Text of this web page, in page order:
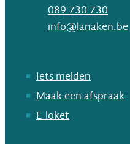
089 730 730
E-mailinfo@lanaken.be
Iets melden
Maak een afspraak
E-loket